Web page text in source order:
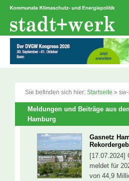
Zum
springen
Sie befinden sich hier: Startseite »
Meldungen und Beiträge aus
Hamburg
Gasnetz
[17.07.2024]
meldet für
von 44,9